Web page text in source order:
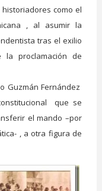
como el
, al asumir la
tras el exilio
la proclamación de
Guzmán Fernández
que se
el mando –por
, a otra figura de